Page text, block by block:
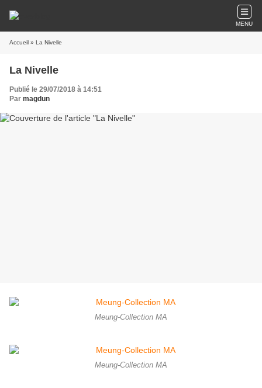
MENU
Accueil » La Nivelle
La Nivelle
Publié le 29/07/2018 à 14:51
Par magdun
Meung-Collection MA
Meung-Collection MA